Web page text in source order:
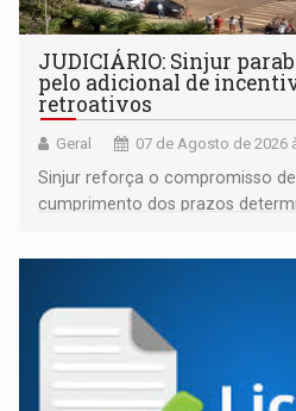
JUDICIÁRIO: Sinjur
pelo adicional de
retroativos
Geral 07 de Agosto de 2026
Sinjur reforça o compromisso
cumprimento dos prazos